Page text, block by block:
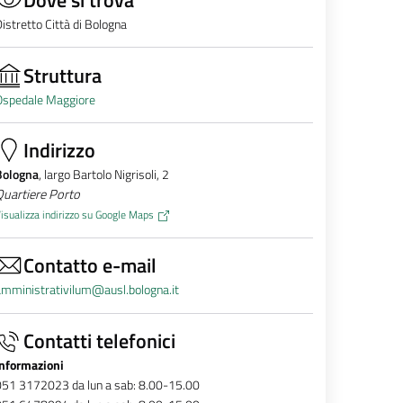
Città di Bologna
Struttura
Maggiore
Indirizzo
, largo Bartolo Nigrisoli, 2
Porto
indirizzo su Google Maps
Contatto e-mail
Contatti telefonici
3172023 da lun a sab: 8.00-15.00